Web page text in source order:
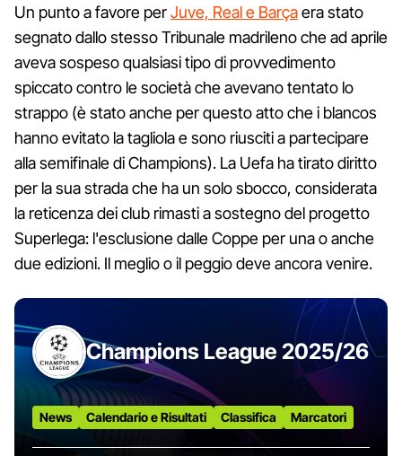
Un punto a favore perJuve, Real e Barçaera stato
segnato dallo stesso Tribunale madrileno che ad aprile
aveva sospeso qualsiasi tipo di provvedimento
spiccato contro le società che avevano tentato lo
strappo (è stato anche per questo atto che i blancos
hanno evitato la tagliola e sono riusciti a partecipare
alla semifinale di Champions). La Uefa ha tirato diritto
per la sua strada che ha un solo sbocco, considerata
la reticenza dei club rimasti a sostegno del progetto
Superlega: l'esclusione dalle Coppe per una o anche
due edizioni. Il meglio o il peggio deve ancora venire.
Champions League 2025/26
News Calendario e Risultati Classifica Marcatori